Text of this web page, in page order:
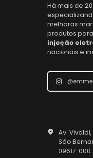
Há mais de
melhoras
produtos para
injeção
nacionais e
Av. Vivaldi,
São
09617-000.